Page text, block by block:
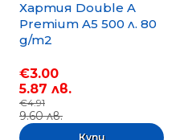
Хартия Double A
Premium A5 500 л. 80
g/m2
€3.00
5.87 лв.
€4.91
9.60 лв.